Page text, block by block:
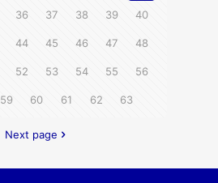
36 37 38 39 40
44 45 46 47 48
52 53 54 55 56
59 60 61 62 63
Next page